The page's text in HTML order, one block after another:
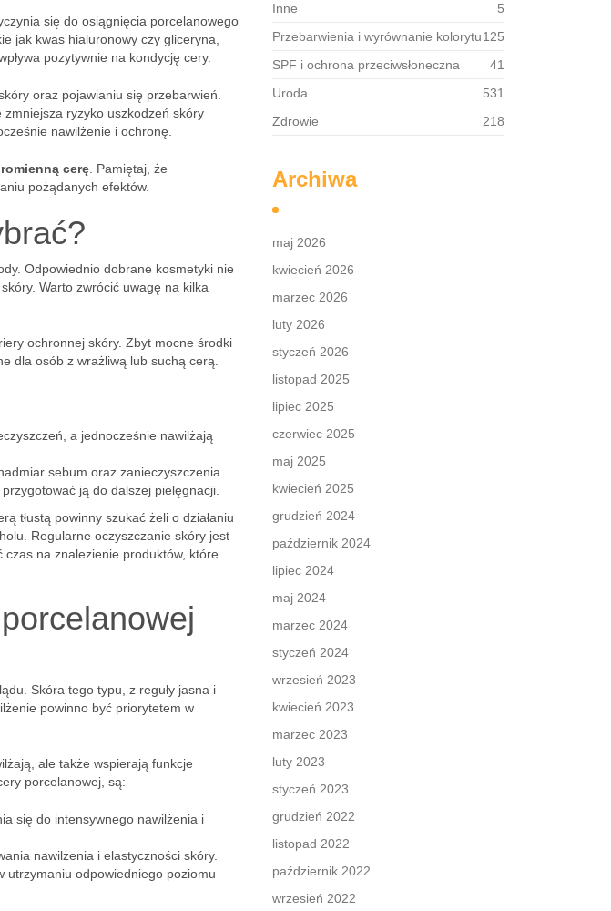
się do osiągnięcia porcelanowego
jak kwas hialuronowy czy gliceryna,
pozytywnie na kondycję cery.
oraz pojawianiu się przebarwień.
ryzyko uszkodzeń skóry
nawilżenie i ochronę.
cerę . Pamiętaj, że
pożądanych efektów.
Odpowiednio dobrane kosmetyki nie
Warto zwrócić uwagę na kilka
ochronnej skóry. Zbyt mocne środki
dla osób z wrażliwą lub suchą cerą.
a jednocześnie nawilżają
sebum oraz zanieczyszczenia.
ją do dalszej pielęgnacji.
tłustą powinny szukać żeli o działaniu
Regularne oczyszczanie skóry jest
na znalezienie produktów, które
Skóra tego typu, z reguły jasna i
powinno być priorytetem w
ale także wspierają funkcje
porcelanowej, są:
się do intensywnego nawilżenia i
nawilżenia i elastyczności skóry.
utrzymaniu odpowiedniego poziomu
Inne
5
Przebarwienia i wyrównanie kolorytu125
SPF i ochrona przeciwsłoneczna
41
Uroda
531
Zdrowie
218
Archiwa
maj 2026
kwiecień 2026
marzec 2026
luty 2026
styczeń 2026
listopad 2025
lipiec 2025
czerwiec 2025
maj 2025
kwiecień 2025
grudzień 2024
październik 2024
lipiec 2024
maj 2024
marzec 2024
styczeń 2024
wrzesień 2023
kwiecień 2023
marzec 2023
luty 2023
styczeń 2023
grudzień 2022
listopad 2022
październik 2022
wrzesień 2022